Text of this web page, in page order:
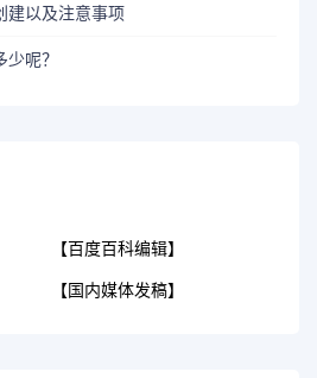
建以及注意事项
呢？
【百度百科编辑】
【国内媒体发稿】